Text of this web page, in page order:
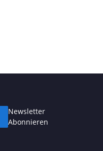
Newsletter
Abonnieren